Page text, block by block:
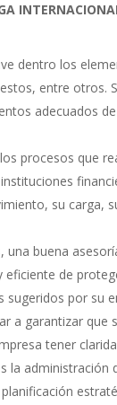
dentro los
entre otros.
adecuados
procesos que
su carga,
una buena
de
por su
a garantizar que
tener
la administración